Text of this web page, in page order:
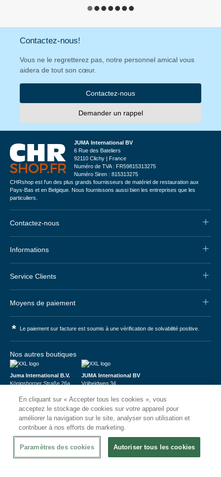
Contactez-nous!
Vous ne le regretterez pas, notre personnel amical vous
aidera de tout son cœur.
Contactez-nous
Demander un rappel
JUMA International BV
6 Rue des Bateliers
92110 Clichy | France
Numéro de TVA : FR59815313275
Numéro Siren : 815313275
CHRshop est l'un des plus grands fournisseurs de matériel de restauration aux
Pays-Bas et en Belgique. Nous fournissons aussi bien les entreprises que les
particuliers.
Contactez-nous
Informations
Service Clients
Moyens de paiement
* Le paiement sur facture est soumis à une vérification de solvabilité positive.
Nos autres boutiques
Juma International B.V.
Königsborner Straße 26a
USt-ID: DE321159873
Handelsregister: 58573909
JUMA International BV
Vrijheidweg 34
BTW: NL853095048B01
K.V.K.: 58573909
En cliquant sur « Accepter tous les cookies », vous
acceptez le stockage de cookies sur votre appareil pour
améliorer la navigation sur le site, analyser son utilisation et
contribuer à nos efforts de marketing.
Paramètres des cookies Autoriser tous les cookies